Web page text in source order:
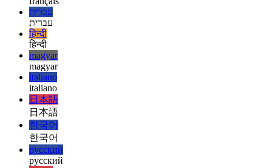
español
français
français
עברית
עברית
हिन्दी
हिन्दी
magyar
magyar
italiano
italiano
日本語
日本語
한국어
한국어